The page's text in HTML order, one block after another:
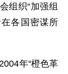
组织“加强组
各国密谋所
年“橙色革